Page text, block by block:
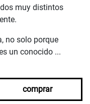
muy distintos
no solo porque
un conocido ...
comprar